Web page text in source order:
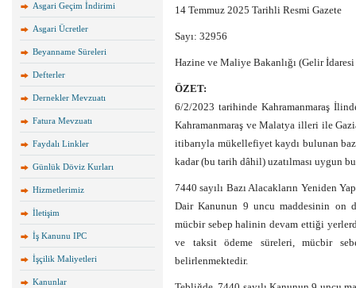
Asgari Geçim İndirimi
Asgari Ücretler
Beyanname Süreleri
Defterler
Dernekler Mevzuatı
Fatura Mevzuatı
Faydalı Linkler
Günlük Döviz Kurları
Hizmetlerimiz
İletişim
İş Kanunu IPC
İşçilik Maliyetleri
Kanunlar
14 Temmuz 2025 Tarihli Resmi Gazete
Sayı: 32956
Hazine ve Maliye Bakanlığı (Gelir İdaresi
ÖZET:
6/2/2023 tarihinde Kahramanmaraş
Kahramanmaraş ve Malatya illeri ile
itibarıyla mükellefiyet kaydı bulunan
kadar (bu tarih dâhil) uzatılması uygun
7440 sayılı Bazı Alacakların Yeniden
Dair Kanunun 9 uncu maddesinin on
mücbir sebep halinin devam ettiği
ve taksit ödeme süreleri, mücbir
belirlenmektedir.